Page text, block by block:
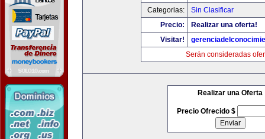
Categorias:
Sin Clasificar
Precio:
Realizar una oferta!
Visitar!
Serán consideradas
Realizar una Oferta
Precio Ofrecido $